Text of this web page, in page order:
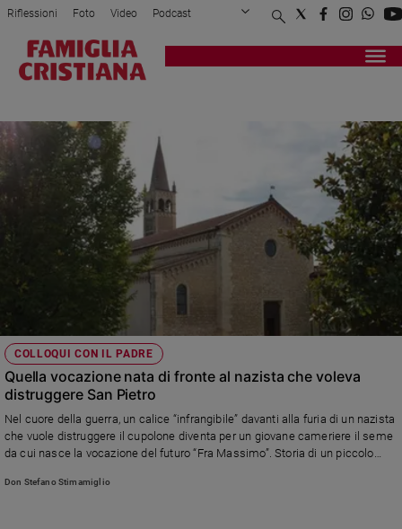
Attualità
Mondo
Economia
Papa
Papa
Chiesa
Chiesa
e
Riflessioni Foto Video Podcast
Privacy Policy Chi siamo
Registrati Redazione
COLLOQUI CON IL PADRE
Quella vocazione nata di fronte al nazista che voleva
distruggere San Pietro
Nel cuore della guerra, un calice “infrangibile” davanti alla furia di un nazista
che vuole distruggere il cupolone diventa per un giovane cameriere il seme
da cui nasce la vocazione del futuro “Fra Massimo”. Storia di un piccolo
Don Stefano Stimamiglio